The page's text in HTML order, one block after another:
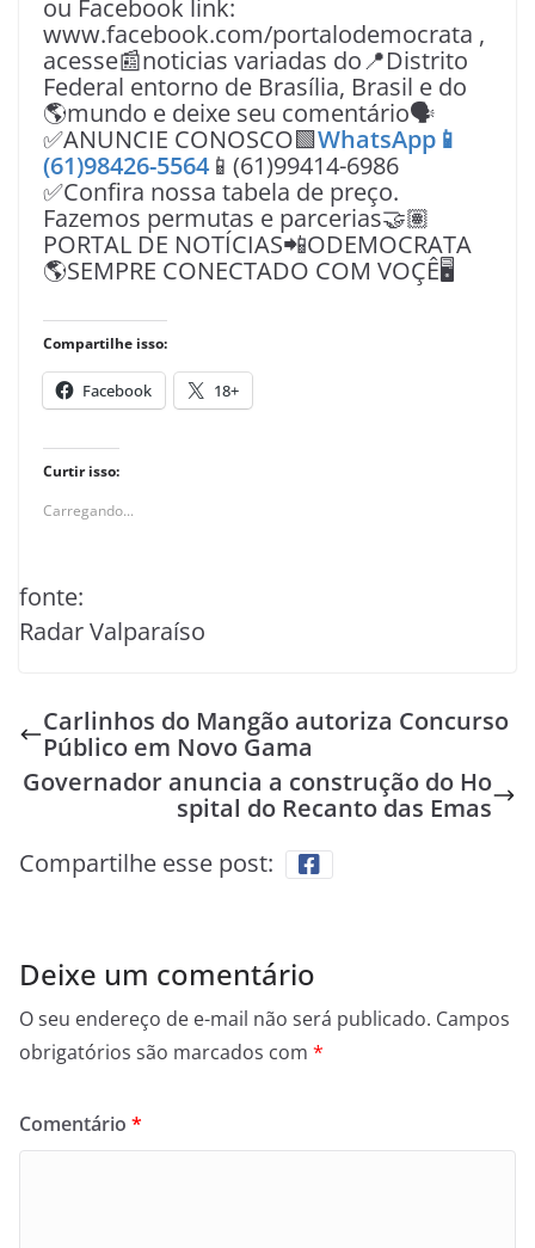
ou Facebook link:
www.facebook.com/portalodemocrata ,
acesse📰noticias variadas do📍Distrito
Federal entorno de Brasília, Brasil e do
🌎mundo e deixe seu comentário🗣
✅ANUNCIE CONOSCO🟩WhatsApp📱
(61)98426-5564 📱(61)99414-6986
✅Confira nossa tabela de preço.
Fazemos permutas e parcerias🤝🏽
PORTAL DE NOTÍCIAS📲ODEMOCRATA
🌎SEMPRE CONECTADO COM VOÇÊ🖥️
Compartilhe isso:
Facebook 18+
Curtir isso:
Carregando...
fonte:
Radar Valparaíso
Carlinhos do Mangão autoriza Concurso
Público em Novo Gama
Governador anuncia a construção do Ho
spital do Recanto das Emas
Compartilhe esse post:
Deixe um comentário
O seu endereço de e-mail não será publicado. Campos
obrigatórios são marcados com *
Comentário *